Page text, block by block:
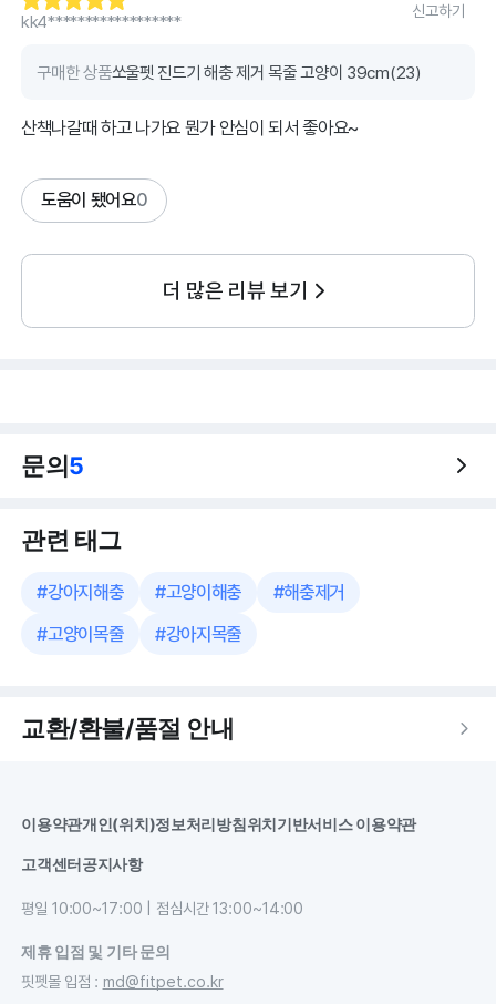
kk4******************
신고하기
구매한 상품쏘울펫 진드기 해충 제거 목줄 고양이 39cm(23)
산책나갈때 하고 나가요 뭔가 안심이 되서 좋아요~
도움이 됐어요0
더 많은 리뷰 보기
문의5
관련 태그
#강아지해충 #고양이해충 #해충제거
#고양이목줄 #강아지목줄
교환/환불/품절 안내
이용약관개인(위치)정보처리방침위치기반서비스 이용약관
고객센터공지사항
평일 10:00~17:00 | 점심시간 13:00~14:00
제휴 입점 및 기타 문의
핏펫몰 입점 : md@fitpet.co.kr